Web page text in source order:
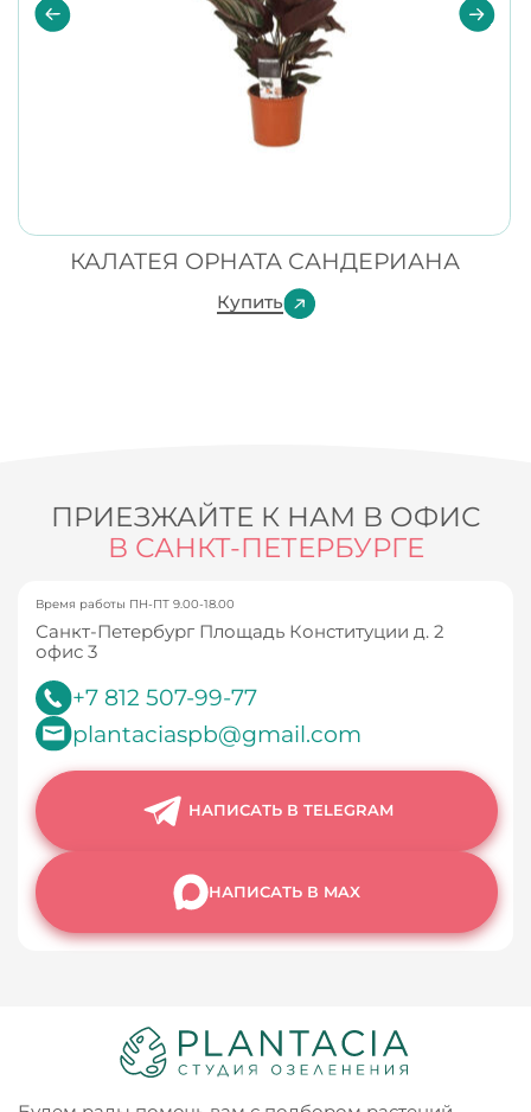
КАЛАТЕЯ ОРНАТА САНДЕРИАНА
Купить
ПРИЕЗЖАЙТЕ К НАМ В ОФИС
В САНКТ-ПЕТЕРБУРГЕ
Время работы ПН-ПТ 9.00-18.00
Санкт-Петербург Площадь Конституции д. 2
офис 3
+7 812 507-99-77
plantaciaspb@gmail.com
НАПИСАТЬ В TELEGRAM
НАПИСАТЬ В MAX